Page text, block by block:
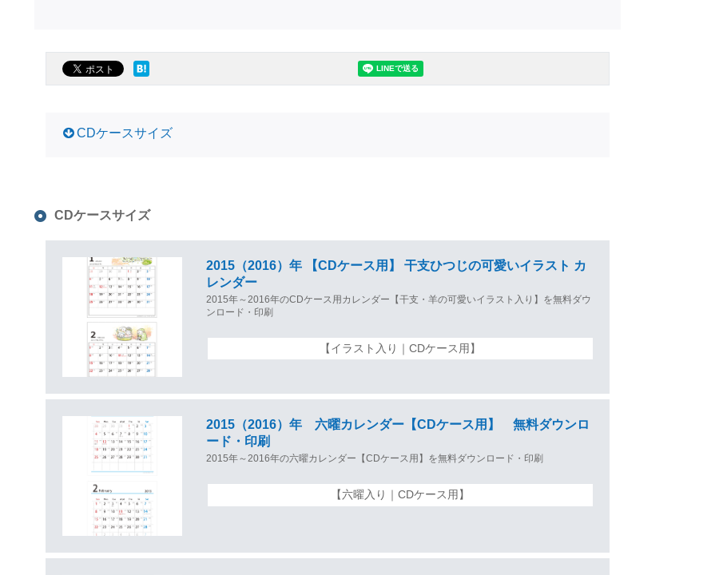
CDケースサイズ
CDケースサイズ
2015（2016）年 【CDケース用】 干支ひつじの可愛いイラスト カ
レンダー
2015年～2016年のCDケース用カレンダー【干支・羊の可愛いイラスト入り】を無料ダウ
ンロード・印刷
【イラスト入り｜CDケース用】
2015（2016）年 六曜カレンダー【CDケース用】 無料ダウンロ
ード・印刷
2015年～2016年の六曜カレンダー【CDケース用】を無料ダウンロード・印刷
【六曜入り｜CDケース用】